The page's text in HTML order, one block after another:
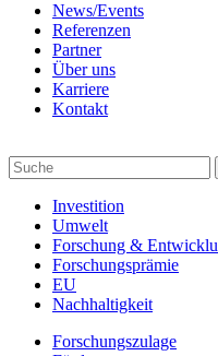
News/Events
Referenzen
Partner
Über uns
Karriere
Kontakt
Investition
Umwelt
Forschung &
Forschungsprämie
EU
Nachhaltigkeit
Forschungszulage